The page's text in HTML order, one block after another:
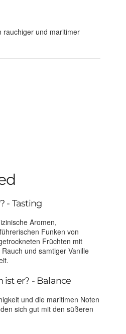
rauchiger und maritimer
- Tasting
Aromen,
Funken von
Früchten mit
und samtiger Vanille
er? - Balance
und die maritimen Noten
sich gut mit den süßeren